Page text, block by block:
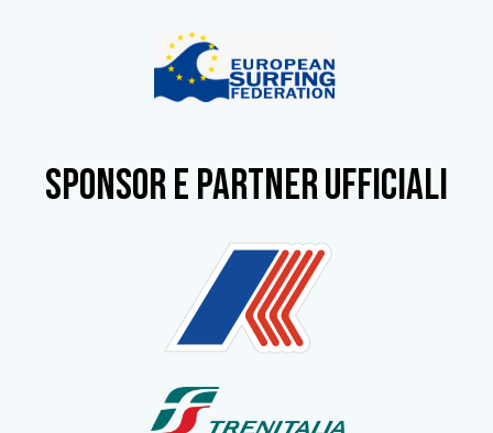
SPONSOR e partner ufficiali